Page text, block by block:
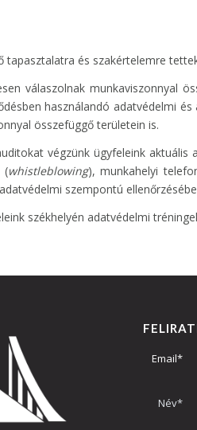
tapasztalatra és szakértelemre
válaszolnak munkaviszonnyal
használandó adatvédelmi
összefüggő területein is.
végzünk ügyfeleink
(whistleblowing), munkahelyi
szempontú
székhelyén adatvédelmi
Email*
Név*